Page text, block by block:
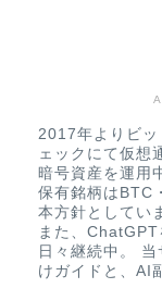
2017年よりビ
ェックにて仮想
暗号資産を運用
保有銘柄はBTC
本方針としてい
また、
日々継続中。
けガイドと、AI